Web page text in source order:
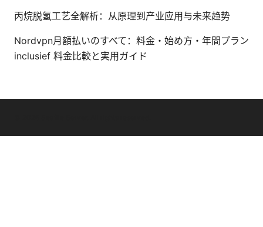
丙烷脱氢工艺全解析：从原理到产业应用与未来趋势
Nordvpn月額払いのすべて：料金・始め方・年間プラン
inclusief 料金比較と実用ガイド